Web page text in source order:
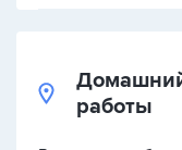
работы